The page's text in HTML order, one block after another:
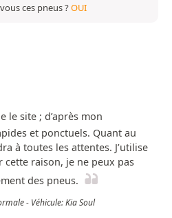
ces pneus ?OUI
le site ; d’après mon
et ponctuels. Quant au
à toutes les attentes. J’utilise
raison, je ne peux pas
des pneus.
- Véhicule: Kia Soul